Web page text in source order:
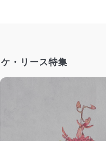
・リース特集